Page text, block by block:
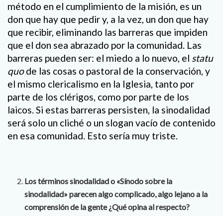
método en el cumplimiento de la misión, es un
don que hay que pedir y, a la vez, un don que hay
que recibir, eliminando las barreras que impiden
que el don sea abrazado por la comunidad. Las
barreras pueden ser: el miedo a lo nuevo, el statu
quode las cosas o pastoral de la conservación, y
el mismo clericalismo en la Iglesia, tanto por
parte de los clérigos, como por parte de los
laicos. Si estas barreras persisten, la sinodalidad
será solo un cliché o un slogan vacío de contenido
en esa comunidad. Esto sería muy triste.
Los términos sinodalidad o «Sínodo sobre la
sinodalidad» parecen algo complicado, algo lejano a la
comprensión de la gente ¿Qué opina al respecto?